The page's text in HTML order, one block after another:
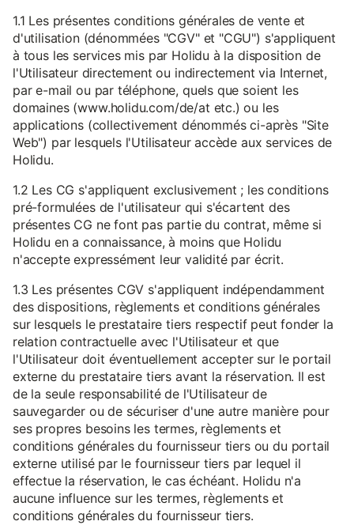
1.1 Les présentes conditions générales de vente et
d'utilisation (dénommées "CGV" et "CGU") s'appliquent
à tous les services mis par Holidu à la disposition de
l'Utilisateur directement ou indirectement via Internet,
par e-mail ou par téléphone, quels que soient les
domaines (www.holidu.com/de/at etc.) ou les
applications (collectivement dénommés ci-après "Site
Web") par lesquels l'Utilisateur accède aux services de
Holidu.
1.2 Les CG s'appliquent exclusivement ; les conditions
pré-formulées de l'utilisateur qui s'écartent des
présentes CG ne font pas partie du contrat, même si
Holidu en a connaissance, à moins que Holidu
n'accepte expressément leur validité par écrit.
1.3 Les présentes CGV s'appliquent indépendamment
des dispositions, règlements et conditions générales
sur lesquels le prestataire tiers respectif peut fonder la
relation contractuelle avec l'Utilisateur et que
l'Utilisateur doit éventuellement accepter sur le portail
externe du prestataire tiers avant la réservation. Il est
de la seule responsabilité de l'Utilisateur de
sauvegarder ou de sécuriser d'une autre manière pour
ses propres besoins les termes, règlements et
conditions générales du fournisseur tiers ou du portail
externe utilisé par le fournisseur tiers par lequel il
effectue la réservation, le cas échéant. Holidu n'a
aucune influence sur les termes, règlements et
conditions générales du fournisseur tiers.